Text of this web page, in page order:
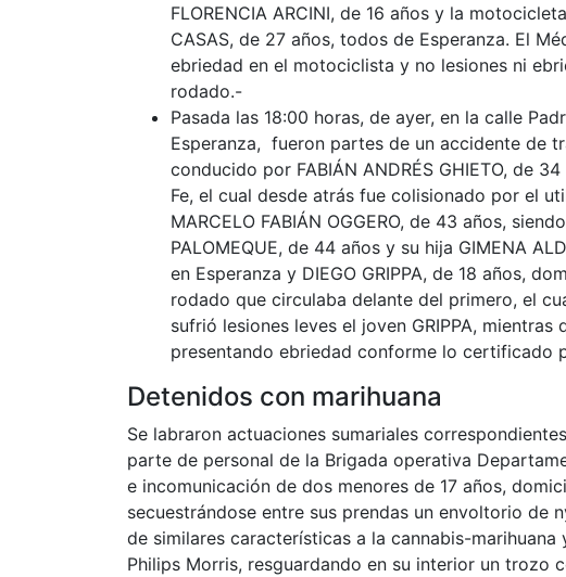
FLORENCIA ARCINI, de 16 años y la
CASAS, de 27 años, todos de Esperanza. El
ebriedad en el motociclista y no lesiones ni
rodado.-
Pasada las 18:00 horas, de ayer, en la calle
Esperanza, fueron partes de un accidente de
conducido por FABIÁN ANDRÉS GHIETO, de
Fe, el cual desde atrás fue colisionado por el
MARCELO FABIÁN OGGERO, de 43 años,
PALOMEQUE, de 44 años y su hija GIMENA
en Esperanza y DIEGO GRIPPA, de 18 años,
rodado que circulaba delante del primero, el
sufrió lesiones leves el joven GRIPPA,
presentando ebriedad conforme lo certificado
Detenidos con marihuana
Se labraron actuaciones sumariales
parte de personal de la Brigada operativa
e incomunicación de dos menores de 17 años,
secuestrándose entre sus prendas un envoltorio de
de similares características a la cannabis-
Philips Morris, resguardando en su interior un trozo